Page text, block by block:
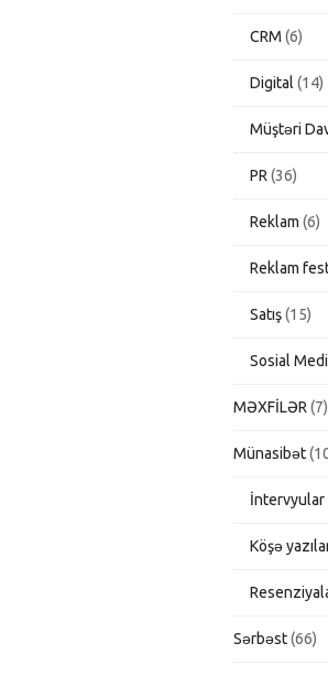
CRM (6)
Digital (14)
Müştəri
PR (36)
Reklam (6)
Reklam
Satış(15)
Sosial
MƏXFİLƏR (7)
Münasibət
İntervyular
Köşə
Sərbəst(66)